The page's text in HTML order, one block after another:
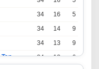
34 16 5
34 14 9
34 13 9
Persatuan Sepak Bola Indonesia Tangerang 34 13 6